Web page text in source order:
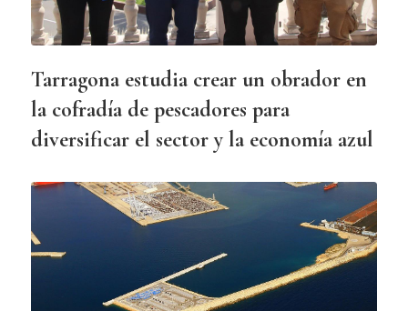
Tarragona estudia crear un obrador en
la cofradía de pescadores para
diversificar el sector y la economía azul